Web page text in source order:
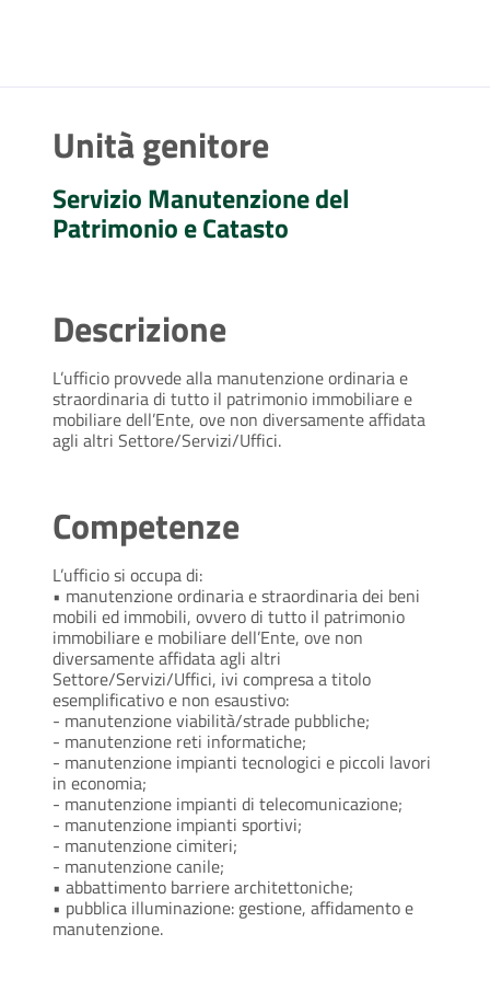
Unità genitore
Servizio Manutenzione del
Patrimonio e Catasto
Descrizione
L’ufficio provvede alla manutenzione ordinaria e
straordinaria di tutto il patrimonio immobiliare e
mobiliare dell’Ente, ove non diversamente affidata
agli altri Settore/Servizi/Uffici.
Competenze
L’ufficio si occupa di:
• manutenzione ordinaria e straordinaria dei beni
mobili ed immobili, ovvero di tutto il patrimonio
immobiliare e mobiliare dell’Ente, ove non
diversamente affidata agli altri
Settore/Servizi/Uffici, ivi compresa a titolo
esemplificativo e non esaustivo:
- manutenzione viabilità/strade pubbliche;
- manutenzione reti informatiche;
- manutenzione impianti tecnologici e piccoli lavori
in economia;
- manutenzione impianti di telecomunicazione;
- manutenzione impianti sportivi;
- manutenzione cimiteri;
- manutenzione canile;
• abbattimento barriere architettoniche;
• pubblica illuminazione: gestione, affidamento e
manutenzione.